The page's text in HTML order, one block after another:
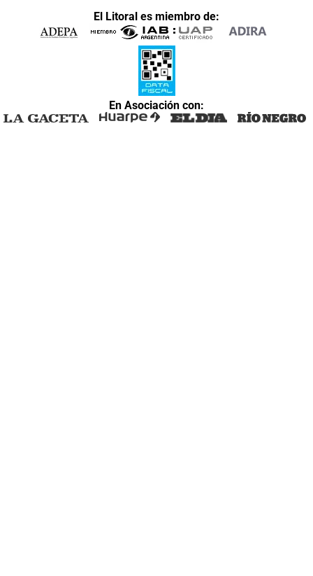
El Litoral es miembro de:
En Asociación con: